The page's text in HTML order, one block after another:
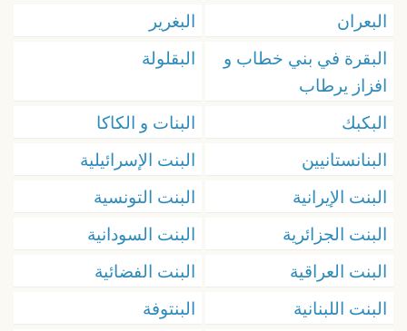
البعران
البغرير
البقرة في بني خطاب و
افزاز يرطاب
البقلولة
البكبك
البنات و الكاكا
البنانستانيين
البنت الإسرائيلية
البنت الإيرانية
البنت التونسية
البنت الجزائرية
البنت السودانية
البنت العراقية
البنت الفضائية
البنت اللبنانية
البنتوفة